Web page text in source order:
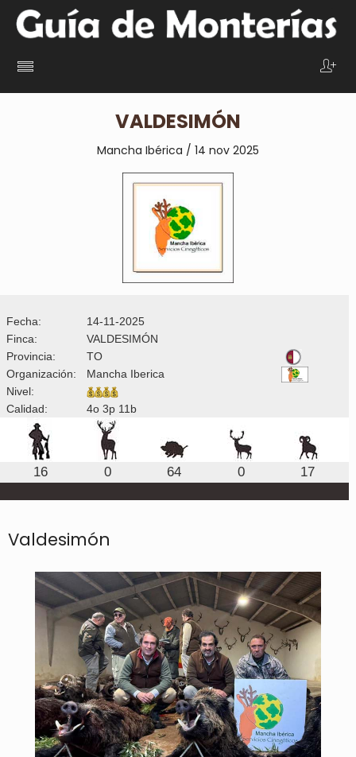
VALDESIMÓN
Mancha Ibérica / 14 nov 2025
Fecha:
14-11-2025
Finca:
VALDESIMÓN
Provincia:
TO
Organización:
Mancha Iberica
Nivel:
Calidad:
4o 3p 11b
16 0 64 0 17
Valdesimón